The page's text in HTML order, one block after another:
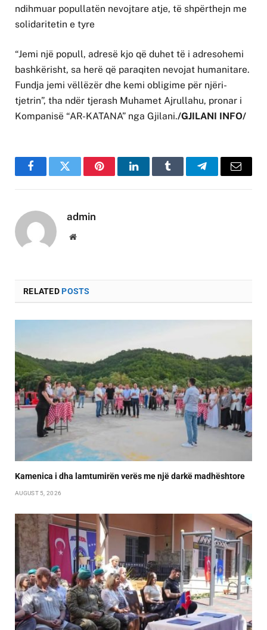
ndihmuar popullatën nevojtare atje, të shpërthejn me
solidaritetin e tyre
“Jemi një popull, adresë kjo që duhet të i adresohemi
bashkërisht, sa herë që paraqiten nevojat humanitare.
Fundja jemi vëllëzër dhe kemi obligime për njëri-
tjetrin”, tha ndër tjerash Muhamet Ajrullahu, pronar i
Kompanisë “AR-KATANA” nga Gjilani./GJILANI INFO/
FacebookTwitter PinterestLinkedInTumblr TelegramEmail
admin
Website
RELATEDPOSTS
Kamenica i dha lamtumirën verës me një darkë madhështore
AUGUST 5, 2026